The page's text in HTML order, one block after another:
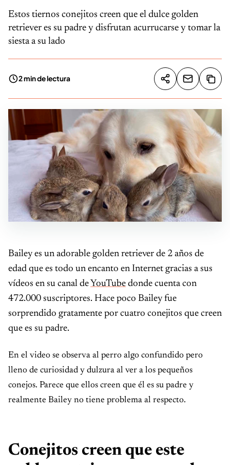
Estos tiernos conejitos creen que el dulce golden
retriever es su padre y disfrutan acurrucarse y tomar la
siesta a su lado
2 min de lectura Compartir
Bailey es un adorable golden retriever de 2 años de
edad que es todo un encanto en Internet gracias a sus
vídeos en su canal de YouTube donde cuenta con
472.000 suscriptores. Hace poco Bailey fue
sorprendido gratamente por cuatro conejitos que creen
que es su padre.
En el video se observa al perro algo confundido pero
lleno de curiosidad y dulzura al ver a los pequeños
conejos. Parece que ellos creen que él es su padre y
realmente Bailey no tiene problema al respecto.
Conejitos creen que este